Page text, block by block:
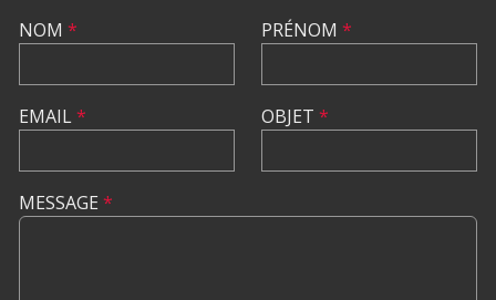
NOM *
EMAIL*
PRÉNOM *
OBJET *
MESSAGE *